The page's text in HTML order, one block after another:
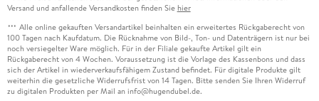
Versand und anfallende Versandkosten finden Sie hier
*** Alle online gekauften Versandartikel beinhalten ein erweitertes Rückgaberecht von
100 Tagen nach Kaufdatum. Die Rücknahme von Bild-, Ton- und Datenträgern ist nur bei
noch versiegelter Ware möglich. Für in der Filiale gekaufte Artikel gilt ein
Rückgaberecht von 4 Wochen. Voraussetzung ist die Vorlage des Kassenbons und dass
sich der Artikel in wiederverkaufsfähigem Zustand befindet. Für digitale Produkte gilt
weiterhin die gesetzliche Widerrufsfrist von 14 Tagen. Bitte senden Sie Ihren Widerruf
zu digitalen Produkten per Mail an info@hugendubel.de.